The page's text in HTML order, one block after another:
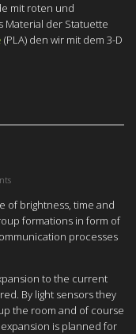
mit roten und
Material der Statuette
(PLA) den wir mit dem 3-D
of brightness, time and
formations in form of
processes
to the current
By light sensors they
the room and of course
is planned for